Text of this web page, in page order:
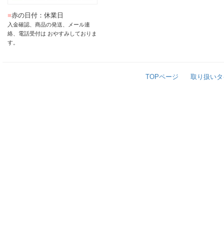
■赤の日付：休業日
入金確認、商品の発送、メール連
絡、電話受付は おやすみしておりま
す。
TOPページ 取り扱い